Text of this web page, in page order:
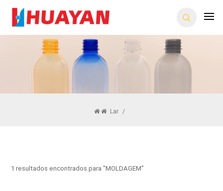
Lar /
1 resultados encontrados para "MOLDAGEM"